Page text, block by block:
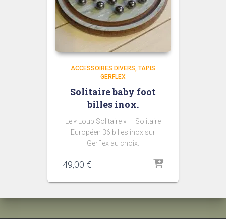
ACCESSOIRES DIVERS TAPIS
GERFLEX
Solitaire baby foot
billes inox.
Le « Loup Solitaire » – Solitaire
Européen 36 billes inox sur
Gerflex au choix.
49,00 €